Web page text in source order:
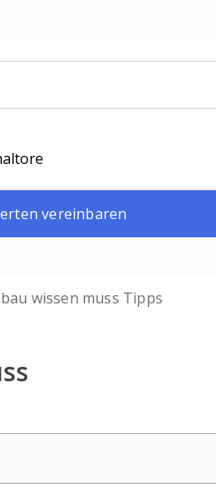
vereinbaren